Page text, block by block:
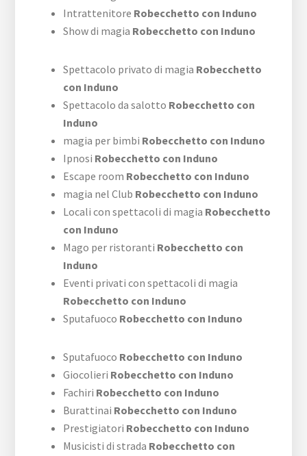
Intrattenitore Robecchetto con Induno
Show di magia Robecchetto con Induno
Spettacolo privato di magia Robecchetto
con Induno
Spettacolo da salotto Robecchetto con
Induno
magia per bimbi Robecchetto con Induno
Ipnosi Robecchetto con Induno
Escape room Robecchetto con Induno
magia nel Club Robecchetto con Induno
Locali con spettacoli di magia Robecchetto
con Induno
Mago per ristoranti Robecchetto con
Induno
Eventi privati con spettacoli di magia
Robecchetto con Induno
Sputafuoco Robecchetto con Induno
Sputafuoco Robecchetto con Induno
Giocolieri Robecchetto con Induno
Fachiri Robecchetto con Induno
Burattinai Robecchetto con Induno
Prestigiatori Robecchetto con Induno
Musicisti di strada Robecchetto con